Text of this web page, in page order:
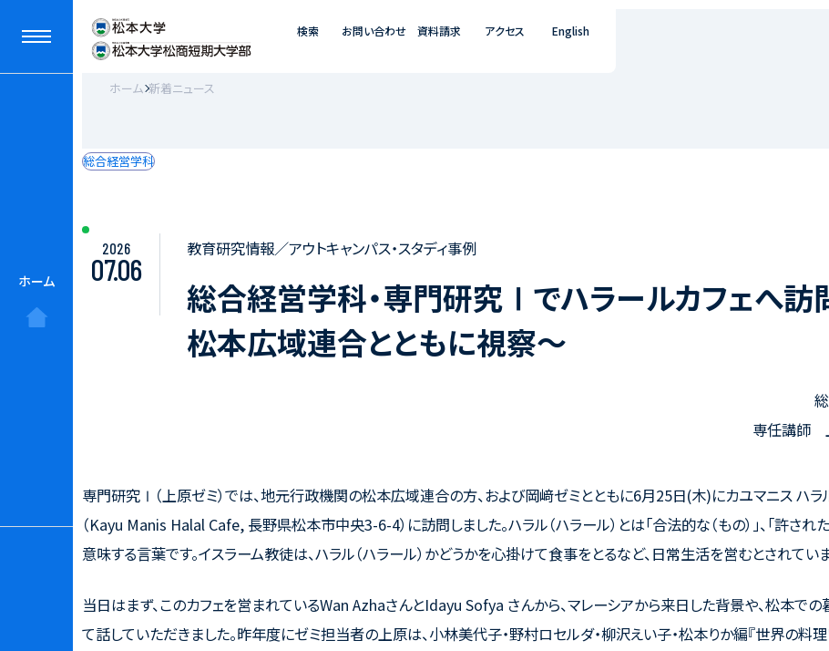
ホーム
検索 お問い合わせ 資料請求 アクセス English
ホーム 新着ニュース
総合経営学科
2026
07.06
教育研究情報／アウトキャンパス・スタディ事例
総合経営学科・専門研究Ⅰでハラールカフェへ訪
松本広域連合とともに視察～
専任講師
専門研究Ⅰ（上原ゼミ）では、地元行政機関の松本広域連合の方、および岡﨑ゼミとともに6月25日(木)にカユマニス ハラ
（Kayu Manis Halal Cafe, 長野県松本市中央3-6-4）に訪問しました。ハラル（ハラール）とは「合法的な（もの）」、「許された
意味する言葉です。イスラーム教徒は、ハラル（ハラール）かどうかを心掛けて食事をとるなど、日常生活を営むとされていま
当日はまず、このカフェを営まれているWan AzhaさんとIdayu Sofya さんから、マレーシアから来日した背景や、松本での
て話していただきました。昨年度にゼミ担当者の上原は、小林美代子・野村ロセルダ・柳沢えい子・松本りか編『世界の料理